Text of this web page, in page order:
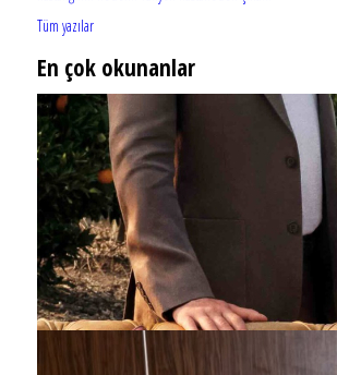
Tüm yazılar
En çok okunanlar